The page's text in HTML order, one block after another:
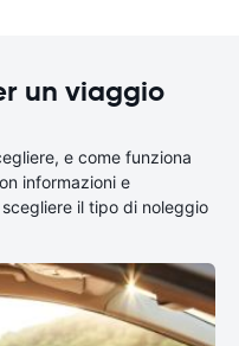
un viaggio
e come funziona
informazioni e
il tipo di noleggio